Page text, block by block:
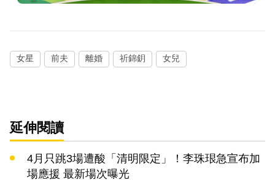
女星 前夫 離婚 祈錦鈅 女兒
延伸閱讀
4月只跳3場遭酸「清明限定」！李珠珢急宣布加
場應援 最新場次曝光